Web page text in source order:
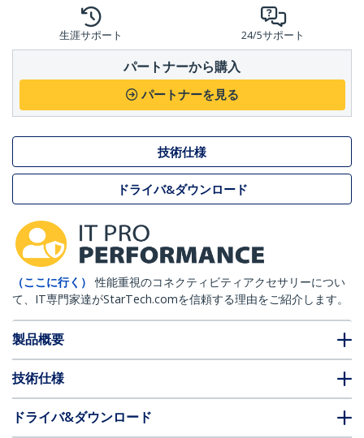
生涯サポート 24/5サポート
パートナーから購入
パートナーを見る
技術仕様
ドライバ&ダウンロード
（ここに行く）
性能重視のコネクティビティアクセサリーについ
て、IT専門家達がStarTech.comを信頼する理由をご紹介します。
製品概要
技術仕様
ドライバ&ダウンロード